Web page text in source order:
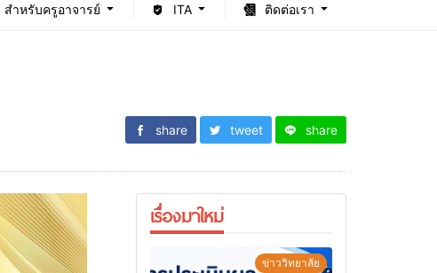
สำหรับครูอาจารย์ ITA ติดต่อเรา
share tweet share
เรื่องมาใหม่
ข่าววิทยาลัย